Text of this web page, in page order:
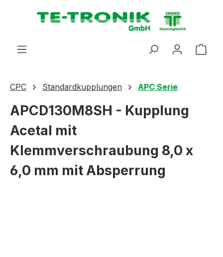
springen
CPC Standardkupplungen APC Serie
APCD130M8SH - Kupplung
Acetal mit
Klemmverschraubung 8,0 x
6,0 mm mit Absperrung